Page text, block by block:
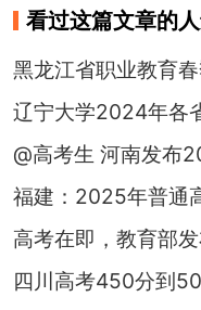
看过这篇文章的
辽宁大学2024年各
@高考生 河南发布
高考在即，教育部
四川高考450分到